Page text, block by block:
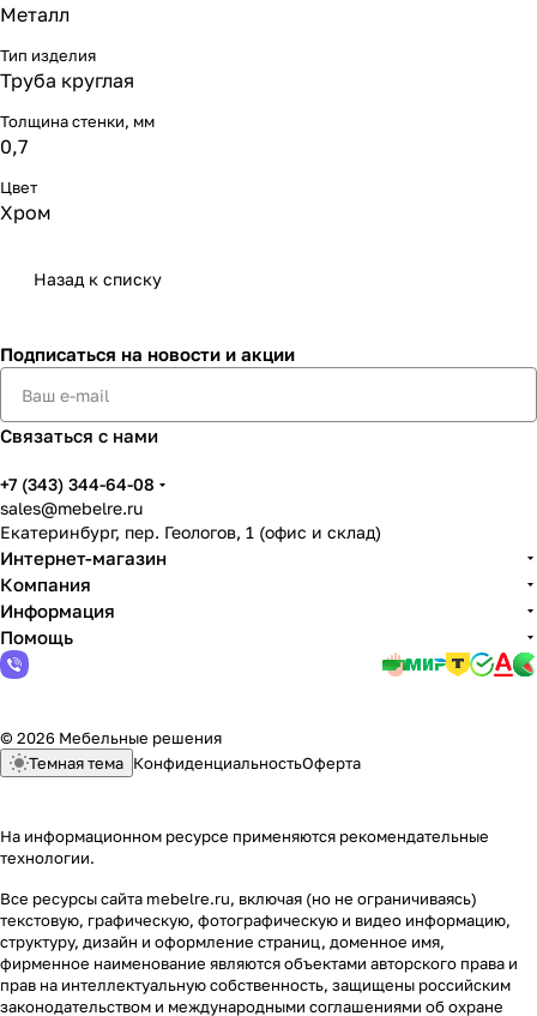
Металл
Тип изделия
Труба круглая
Толщина стенки, мм
0,7
Цвет
Хром
Назад к списку
Подписаться на новости и акции
Связаться с нами
+7 (343) 344-64-08
sales@mebelre.ru
Екатеринбург, пер. Геологов, 1 (офис и склад)
Интернет-магазин
Компания
Информация
Помощь
© 2026 Мебельные решения
Темная тема КонфиденциальностьОферта
На информационном ресурсе применяются рекомендательные
технологии.
Все ресурсы сайта mebelre.ru, включая (но не ограничиваясь)
текстовую, графическую, фотографическую и видео информацию,
структуру, дизайн и оформление страниц, доменное имя,
фирменное наименование являются объектами авторского права и
прав на интеллектуальную собственность, защищены российским
законодательством и международными соглашениями об охране